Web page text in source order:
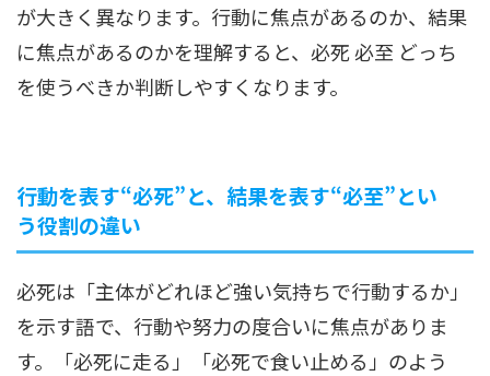
が大きく異なります。行動に焦点があるのか、結果
に焦点があるのかを理解すると、必死 必至 どっち
を使うべきか判断しやすくなります。
行動を表す“必死”と、結果を表す“必至”とい
う役割の違い
必死は「主体がどれほど強い気持ちで行動するか」
を示す語で、行動や努力の度合いに焦点がありま
す。「必死に走る」「必死で食い止める」のよう